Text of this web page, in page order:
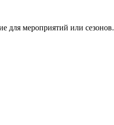
для мероприятий или сезонов.